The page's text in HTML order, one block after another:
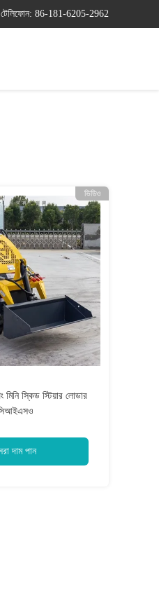
টেলিফোন: 86-181-6205-2962
ভিডিও
মিনি স্কিড স্টিয়ার লোডার
দাম পান